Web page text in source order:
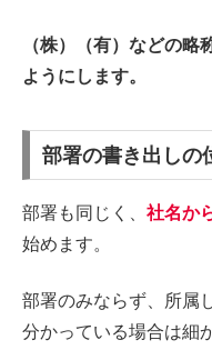
（株）（有）などの
ようにします。
部署の書き出しの
部署も同じく、 社名か
始めます。
部署のみならず、所属
分かっている場合は細